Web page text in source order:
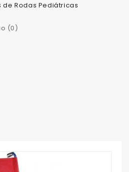
de Rodas Pediátricas
(0)